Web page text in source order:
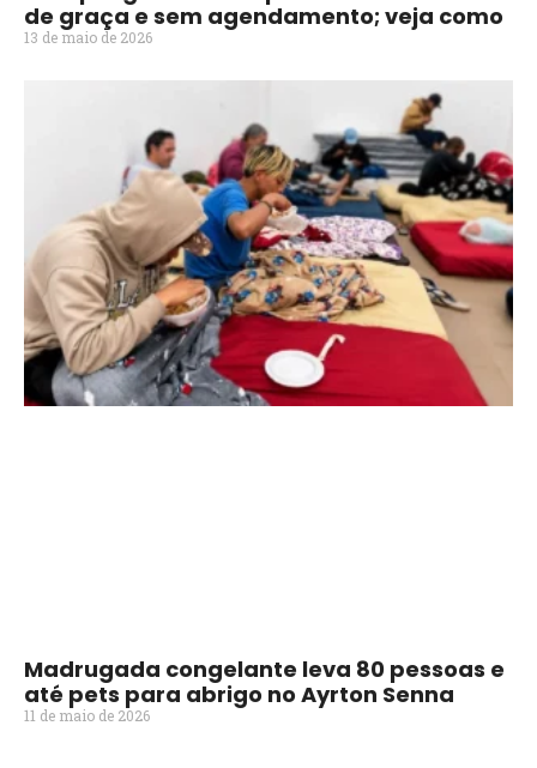
de graça e sem agendamento; veja como
13 de maio de 2026
Madrugada congelante leva 80 pessoas e
até pets para abrigo no Ayrton Senna
11 de maio de 2026